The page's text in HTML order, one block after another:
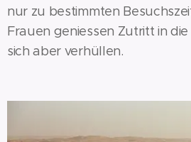
nur zu bestimmten
Frauen geniessen Zutritt in
sich aber verhüllen.